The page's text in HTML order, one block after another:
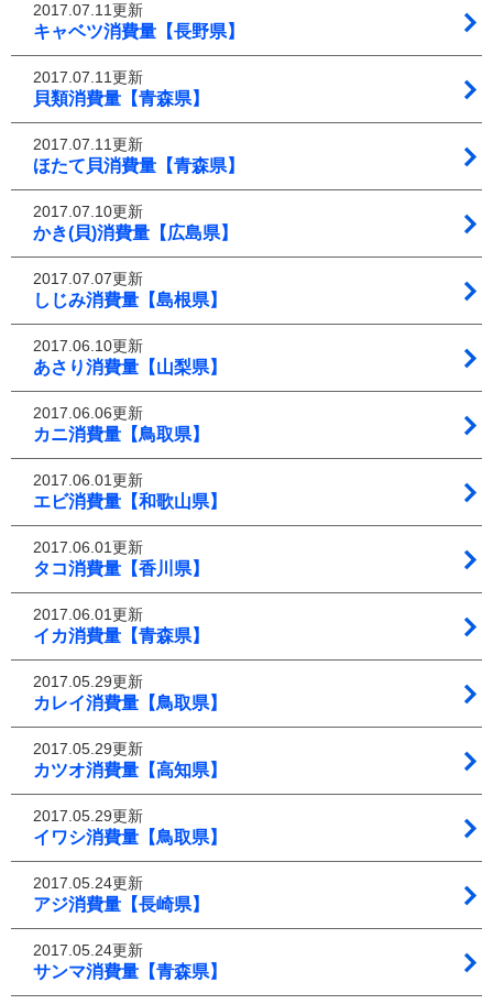
2017.07.11更新
キャベツ消費量【長野県】
2017.07.11更新
貝類消費量【青森県】
2017.07.11更新
ほたて貝消費量【青森県】
2017.07.10更新
かき(貝)消費量【広島県】
2017.07.07更新
しじみ消費量【島根県】
2017.06.10更新
あさり消費量【山梨県】
2017.06.06更新
カニ消費量【鳥取県】
2017.06.01更新
エビ消費量【和歌山県】
2017.06.01更新
タコ消費量【香川県】
2017.06.01更新
イカ消費量【青森県】
2017.05.29更新
カレイ消費量【鳥取県】
2017.05.29更新
カツオ消費量【高知県】
2017.05.29更新
イワシ消費量【鳥取県】
2017.05.24更新
アジ消費量【長崎県】
2017.05.24更新
サンマ消費量【青森県】